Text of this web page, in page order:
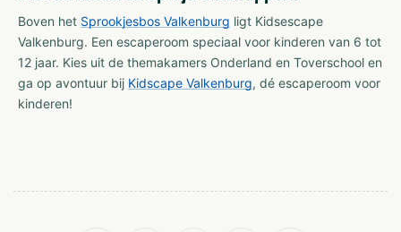
Boven het Sprookjesbos Valkenburg ligt Kidsescape
Valkenburg. Een escaperoom speciaal voor kinderen van 6 tot
12 jaar. Kies uit de themakamers Onderland en Toverschool en
ga op avontuur bij Kidscape Valkenburg, dé escaperoom voor
kinderen!